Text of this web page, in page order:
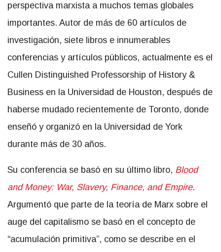
perspectiva marxista a muchos temas globales
importantes. Autor de más de 60 artículos de
investigación, siete libros e innumerables
conferencias y artículos públicos, actualmente es el
Cullen Distinguished Professorship of History &
Business en la Universidad de Houston, después de
haberse mudado recientemente de Toronto, donde
enseñó y organizó en la Universidad de York
durante más de 30 años.
Su conferencia se basó en su último libro, Blood
and Money: War, Slavery, Finance, and Empire.
Argumentó que parte de la teoría de Marx sobre el
auge del capitalismo se basó en el concepto de
“acumulación primitiva”, como se describe en el